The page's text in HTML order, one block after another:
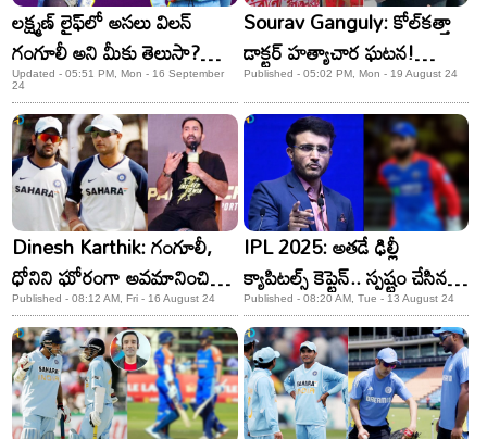
లక్ష్మణ్ లైఫ్‌లో అసలు విలన్
గంగూలీ అని మీకు తెలుసా?
దారుణమైన మోసం!
Updated - 05:51 PM, Mon - 16 September
24
Sourav Ganguly: కోల్‌కత్తా
డాక్టర్‌ హత్యాచార ఘటన!
వివాదంలో మాజీ క్రికెటర్‌ సౌరవ్‌
గంగూలీ!
Published - 05:02 PM, Mon - 19 August 24
Dinesh Karthik: గంగూలీ,
ధోనిని ఘోరంగా అవమానించిన
దినేశ్ కార్తీక్! ఇంతకంటే దారుణం
మరోటి ఉండదు..
Published - 08:12 AM, Fri - 16 August 24
IPL 2025: అతడే ఢిల్లీ
క్యాపిటల్స్ కెప్టెన్.. స్పష్టం చేసిన
సౌరవ్ గంగూలీ!
Published - 08:20 AM, Tue - 13 August 24